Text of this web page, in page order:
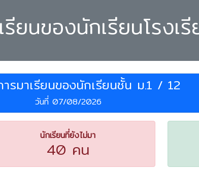
รียนของนักเรียนโรง
ารมาเรียนของนักเรียนชั้น ม.1 / 12
วันที่ 07/08/2026
นักเรียนที่ยังไม่มา
40 คน